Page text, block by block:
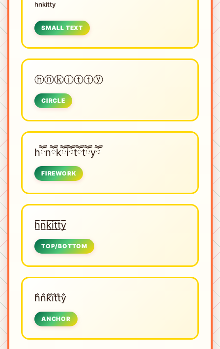
ʰⁿᵏⁱᵗᵗʸ
SMALL TEXT
ⓗⓝⓚⓘⓣⓣⓨ
CIRCLE
hཽnཽkཽiཽtཽtཽyཽ
FIREWORK
h̲̅n̲̅k̲̅i̲̅t̲̅t̲̅y̲̅
TOP/BOTTOM
h̐n̐k̐i̐t̐t̐y̐
ANCHOR